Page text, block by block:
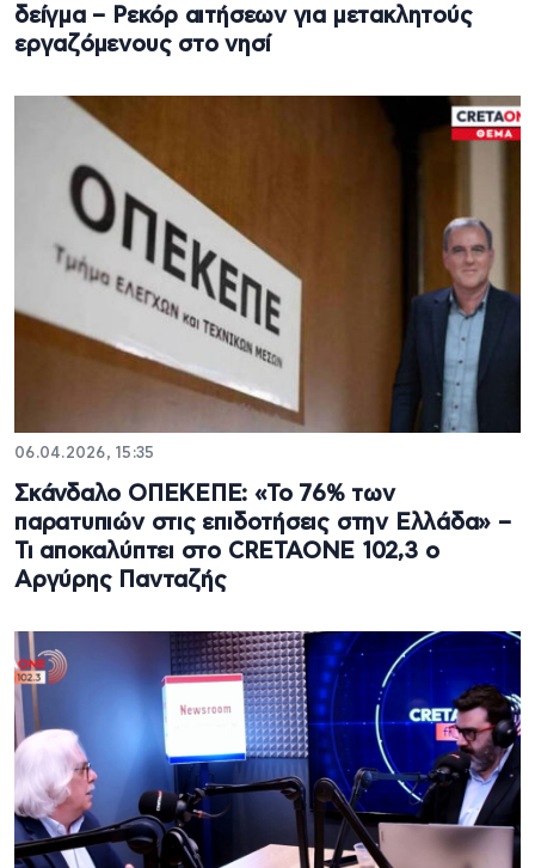
δείγμα – Ρεκόρ αιτήσεων για μετακλητούς
εργαζόμενους στο νησί
06.04.2026, 15:35
Σκάνδαλο ΟΠΕΚΕΠΕ: «Το 76% των
παρατυπιών στις επιδοτήσεις στην Ελλάδα» –
Τι αποκαλύπτει στο CRETAONE 102,3 ο
Αργύρης Πανταζής